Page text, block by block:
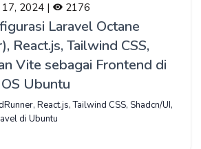
2024 | 2176
Laravel Octane
React.js, Tailwind CSS,
Vite sebagai Frontend di
Ubuntu
React.js, Tailwind CSS, Shadcn/UI,
di Ubuntu